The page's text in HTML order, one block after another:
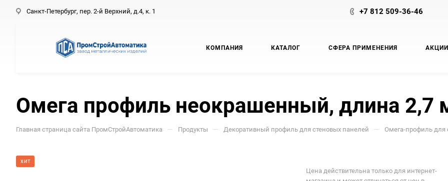
Санкт-Петербург, пер. 2-й Верхний, д.4, к. 1 +7 812 509-36-46
КОМПАНИЯ КАТАЛОГ СФЕРА ПРИМЕНЕНИЯ АКЦИИ
Омега профиль неокрашенный, длина 2,7
Главная страница сайта ПромСтройАвтоматика — Продукты — Декоративный профиль для стеновых панелей — Омега-профиль для
ХИТ
Цена действительна только для интернет-